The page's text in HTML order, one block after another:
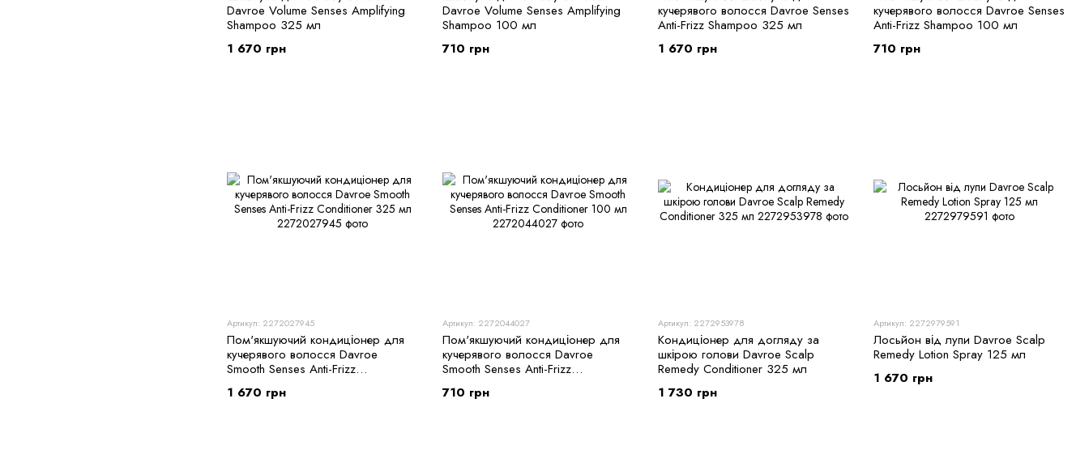
Davroe Volume Senses Amplifying
Shampoo 325 мл
1 670 грн
Davroe Volume Senses Amplifying
Shampoo 100 мл
710 грн
кучерявого волосся Davroe Senses
Anti-Frizz Shampoo 325 мл
1 670 грн
кучерявого волосся Davroe Senses
Anti-Frizz Shampoo 100 мл
710 грн
Артикул: 2272027945
Пом'якшуючий кондиціонер для
кучерявого волосся Davroe
Smooth Senses Anti-Frizz
Conditioner 325 мл
1 670 грн
Артикул: 2272044027
Пом'якшуючий кондиціонер для
кучерявого волосся Davroe
Smooth Senses Anti-Frizz
Conditioner 100 мл
710 грн
Артикул: 2272953978
Кондиціонер для догляду за
шкірою голови Davroe Scalp
Remedy Conditioner 325 мл
1 730 грн
Артикул: 2272979591
Лосьйон від лупи Davroe Scalp
Remedy Lotion Spray 125 мл
1 670 грн